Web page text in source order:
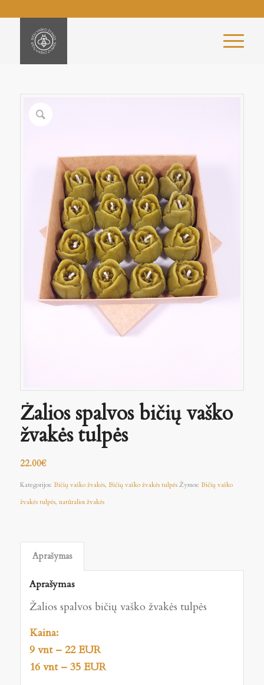
Žalios spalvos bičių vaško
žvakės tulpės
22.00€
Kategorijos: Bičių vaško žvakės, Bičių vaško žvakės tulpės Žymos: Bičių vaško
žvakės tulpės, natūralios žvakės
Aprašymas
Aprašymas
Žalios spalvos bičių vaško žvakės tulpės
Kaina:
9 vnt – 22 EUR
16 vnt – 35 EUR